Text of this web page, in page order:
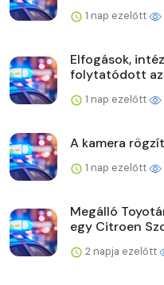
1 nap ezelőtt
Elfogások,
folytatódott
1 nap ezelőtt
A kamera
1 nap ezelőtt
Megálló
egy Citroen
2 napja ezelőtt